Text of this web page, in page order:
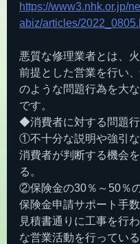
https://www3.nhk.or.jp/
abiz/articles/
悪質な修理業者とは、
前提とした営業を行い
のような問題行為を大
です。
◆消費者に対する問題
①不十分な説明や強引な
消費者が判断する機会
る。
②保険金の30％～50％
保険金申請サポート手数
見積書通りに工事を行
な営業活動を行っている